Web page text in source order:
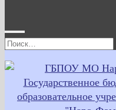
Найти: